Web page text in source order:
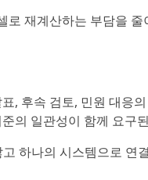
재계산하는 부담을
, 후속 검토, 민원 대응
의 일관성이 함께 요구
하나의 시스템으로 연